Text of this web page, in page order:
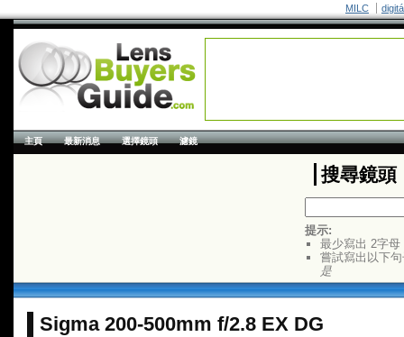
MILC
主頁 最新消息 選擇鏡頭 濾鏡
搜尋鏡頭
提示:
最少寫出 2字母
嘗試寫出以下
是
Sigma 200-500mm f/2.8 EX DG